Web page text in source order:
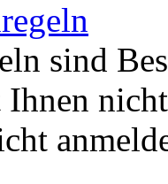
sind